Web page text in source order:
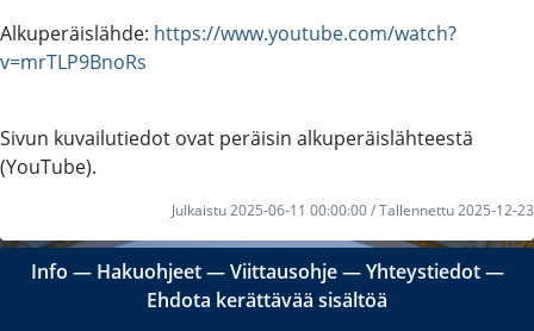
Alkuperäislähde: https://www.youtube.com/watch?
v=mrTLP9BnoRs
Sivun kuvailutiedot ovat peräisin alkuperäislähteestä
(YouTube).
Julkaistu 2025-06-11 00:00:00 / Tallennettu 2025-12-23
Info ― Hakuohjeet―Viittausohje―Yhteystiedot―
Ehdota kerättävää sisältöä